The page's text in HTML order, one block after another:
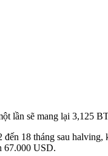
lần sẽ mang lại 3,125
18 tháng sau
67.000 USD.